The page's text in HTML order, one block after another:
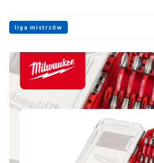
liga mistrzów